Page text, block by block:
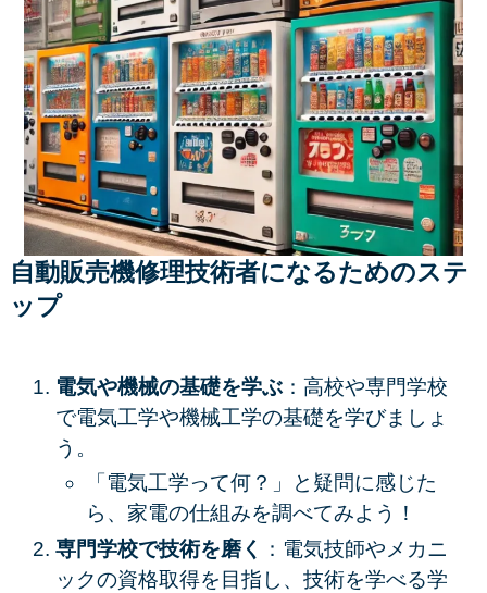
自動販売機修理技術者になるためのステ
ップ
電気や機械の基礎を学ぶ：高校や専門学校
で電気工学や機械工学の基礎を学びましょ
う。
「電気工学って何？」と疑問に感じた
ら、家電の仕組みを調べてみよう！
専門学校で技術を磨く
：電気技師やメカニ
ックの資格取得を目指し、技術を学べる学